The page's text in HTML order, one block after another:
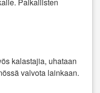
kalastajia, uhataan
valvota lainkaan.